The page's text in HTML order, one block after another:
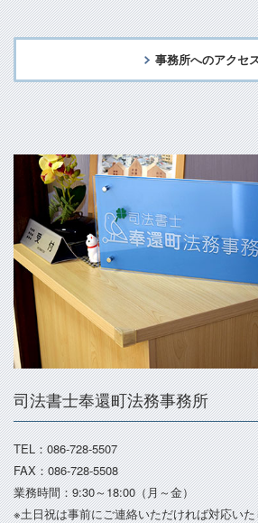
事務所へのアクセ
司法書士奉還町法務事務所
TEL：086-728-5507
FAX：086-728-5508
業務時間：9:30～18:00（月～金）
※土日祝は事前にご連絡いただければ対応い